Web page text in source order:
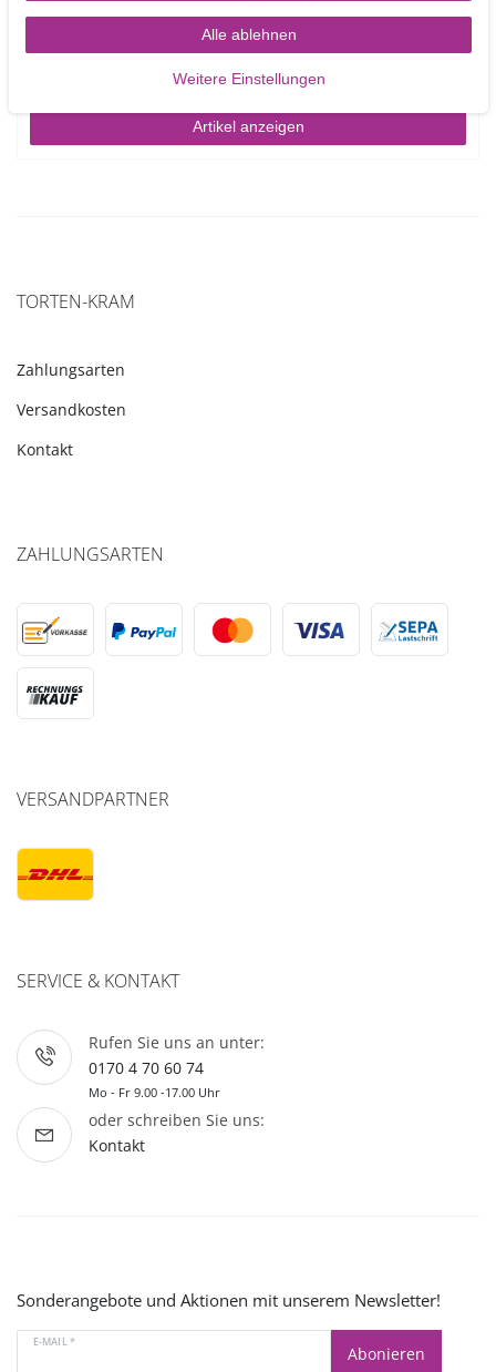
Notenschlüssel Präger
Artikel anzeigen
TORTEN-KRAM
Zahlungsarten
Versandkosten
Kontakt
ZAHLUNGSARTEN
VERSANDPARTNER
SERVICE & KONTAKT
Rufen Sie uns an unter:
0170 4 70 60 74
Mo - Fr 9.00 -17.00 Uhr
oder schreiben Sie uns:
Kontakt
Sonderangebote und Aktionen mit unserem Newsletter!
E-MAIL *
Abonieren
Alle ablehnen
Weitere Einstellungen